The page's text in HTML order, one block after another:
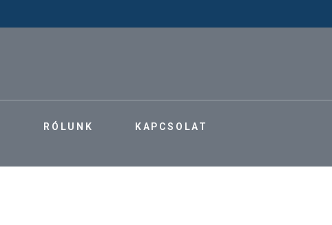
RÓLUNK KAPCSOLAT